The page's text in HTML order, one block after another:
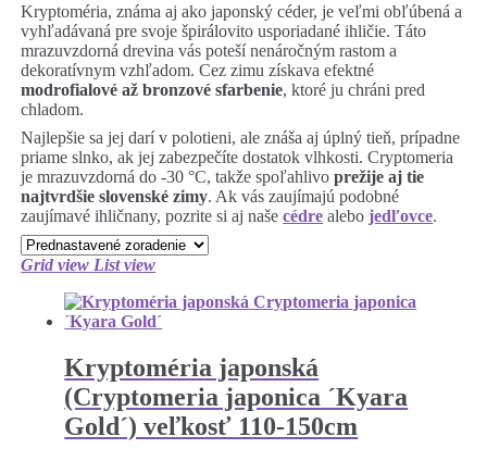
Kryptoméria, známa aj ako japonský céder, je veľmi obľúbená a
vyhľadávaná pre svoje špirálovito usporiadané ihličie. Táto
mrazuvzdorná drevina vás poteší nenáročným rastom a
dekoratívnym vzhľadom. Cez zimu získava efektné
modrofialové až bronzové sfarbenie, ktoré ju chráni pred
chladom.
Najlepšie sa jej darí v polotieni, ale znáša aj úplný tieň, prípadne
priame slnko, ak jej zabezpečíte dostatok vlhkosti. Cryptomeria
je mrazuvzdorná do -30 °C, takže spoľahlivoprežije aj tie
najtvrdšie slovenské zimy. Ak vás zaujímajú podobné
zaujímavé ihličnany, pozrite si aj našecédre alebojedľovce.
Grid view List view
Kryptoméria japonská
(Cryptomeria japonica ´Kyara
Gold´) veľkosť 110-150cm